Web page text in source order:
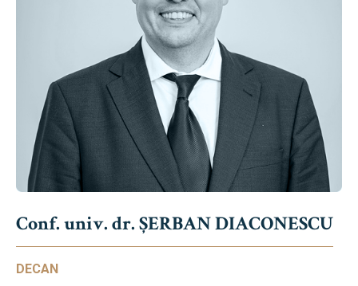
Conf. univ. dr. ȘERBAN DIACONESCU
DECAN